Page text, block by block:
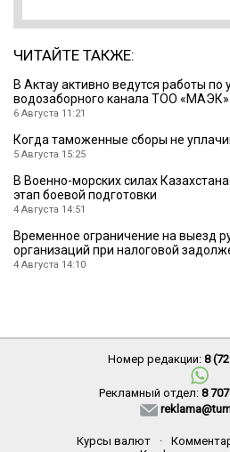
ЧИТАЙТЕ ТАКЖЕ:
В Актау активно ведутся работы по
водозаборного канала ТОО «МАЭК»
6 Августа 11:21
Когда таможенные сборы не
5 Августа 15:25
В Военно-морских силах
этап боевой подготовки
4 Августа 14:51
Временное ограничение на выезд
организаций при налоговой
4 Августа 14:10
Номер редакции: 8
Рекламный отдел: 8
Курсы валют ·